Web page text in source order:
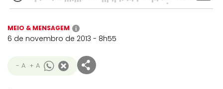
MEIO & MENSAGEM i
6 de novembro de 2013 - 8h55
- A + A